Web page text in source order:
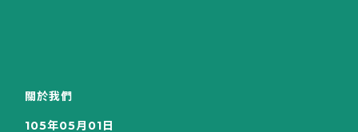
關於我們
105年05月01日